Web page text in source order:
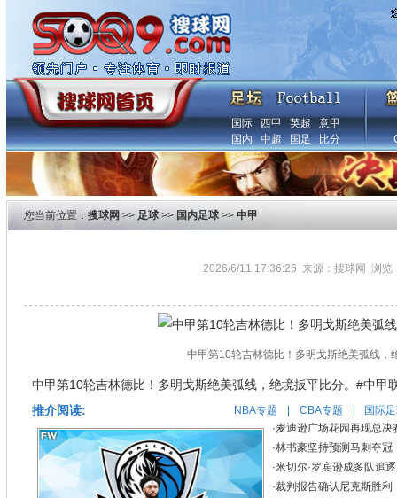
国际 西甲 英超
意甲
国内
中超 国足 比分
您当前位置： 搜球网 >> 足球>> 国内足球>> 中甲
2026/6/11 17:36:26 来源：搜球网 浏览
中甲第10轮吉林德比！多明戈斯绝美弧线，
中甲第10轮吉林德比！多明戈斯绝美弧线，绝境扳平比分。#中甲
推介阅读:
NBA专题 CBA专题 国际
·麦迪逊广场花园再现总
·林书豪坚持预测马刺夺冠
·米切尔·罗宾逊成多队追
·裁判报告确认尼克斯胜利